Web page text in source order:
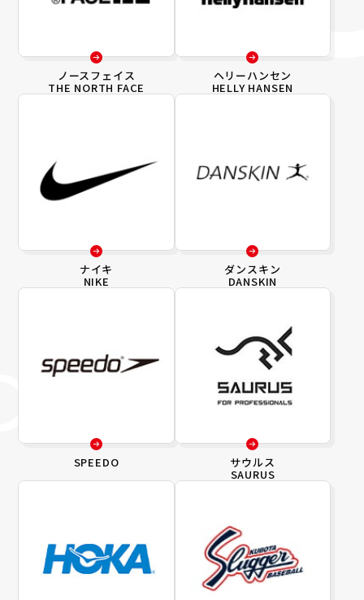
ノースフェイス
THE NORTH FACE
ヘリーハンセン
HELLY HANSEN
ナイキ
NIKE
ダンスキン
DANSKIN
SPEEDO サウルス
SAURUS